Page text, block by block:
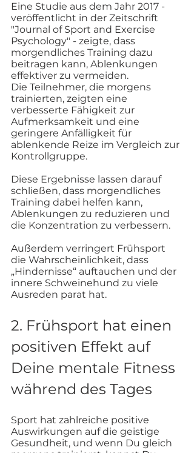
Eine Studie aus dem Jahr 2017 -
veröffentlicht in der Zeitschrift
"Journal of Sport and Exercise
Psychology" - zeigte, dass
morgendliches Training dazu
beitragen kann, Ablenkungen
effektiver zu vermeiden.
Die Teilnehmer, die morgens
trainierten, zeigten eine
verbesserte Fähigkeit zur
Aufmerksamkeit und eine
geringere Anfälligkeit für
ablenkende Reize im Vergleich zur
Kontrollgruppe.
Diese Ergebnisse lassen darauf
schließen, dass morgendliches
Training dabei helfen kann,
Ablenkungen zu reduzieren und
die Konzentration zu verbessern.
Außerdem verringert Frühsport
die Wahrscheinlichkeit, dass
„Hindernisse“ auftauchen und der
innere Schweinehund zu viele
Ausreden parat hat.
2. Frühsport hat einen
positiven Effekt auf
Deine mentale Fitness
während des Tages
Sport hat zahlreiche positive
Auswirkungen auf die geistige
Gesundheit, und wenn Du gleich